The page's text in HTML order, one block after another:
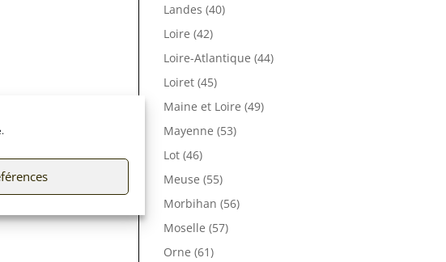
Landes (40)
Loire (42)
Loire-Atlantique (44)
Loiret (45)
Maine et Loire (49)
Mayenne (53)
Lot (46)
Meuse (55)
Morbihan (56)
Moselle (57)
Orne (61)